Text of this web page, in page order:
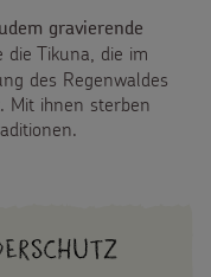
gravierende
die Tikuna, die im
des Regenwaldes
Mit ihnen sterben